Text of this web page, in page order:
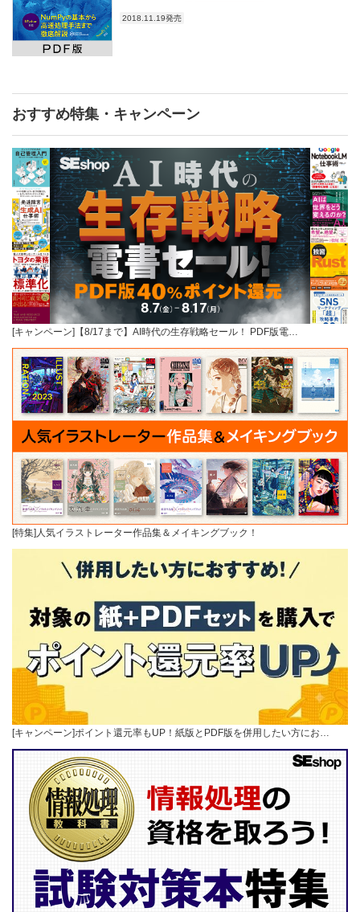
2018.11.19発売
おすすめ特集・キャンペーン
[キャンペーン]【8/17まで】AI時代の生存戦略セール！ PDF版電…
[特集]人気イラストレーター作品集＆メイキングブック！
[キャンペーン]ポイント還元率もUP！紙版とPDF版を併用したい方にお…